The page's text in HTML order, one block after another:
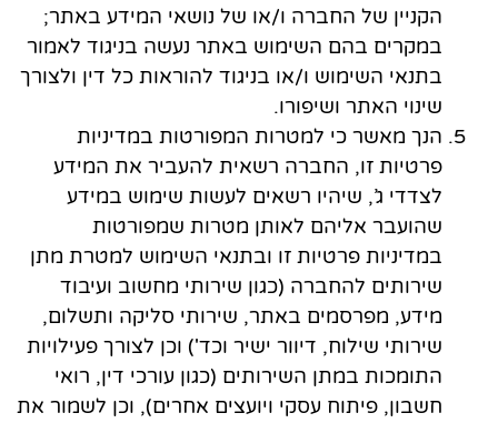
הקניין של החברה ו/או של נושאי המידע באתר;
במקרים בהם השימוש באתר נעשה בניגוד לאמור
בתנאי השימוש ו/או בניגוד להוראות כל דין ולצורך
שינוי האתר ושיפורו.
הנך מאשר כי למטרות המפורטות במדיניות
פרטיות זו, החברה רשאית להעביר את המידע
לצדדי ג’, שיהיו רשאים לעשות שימוש במידע
שהועבר אליהם לאותן מטרות שמפורטות
במדיניות פרטיות זו ובתנאי השימוש למטרת מתן
שירותים להחברה (כגון שירותי מחשוב ועיבוד
מידע, מפרסמים באתר, שירותי סליקה ותשלום,
שירותי שילוח, דיוור ישיר וכד') וכן לצורך פעילויות
התומכות במתן השירותים (כגון עורכי דין, רואי
חשבון, פיתוח עסקי ויועצים אחרים), וכן לשמור את